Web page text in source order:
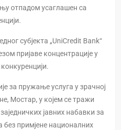
отпадом усаглашен са
субјекта „UniCredit Bank“
пријаве концентрације у
за пружање услуга у зрачној
Мостар, у којем се тражи
јавних набавки за
без примјене националних